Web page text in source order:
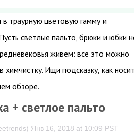
траурную цветовую гамму и
светлые пальто, брюки и юбки
живем: все это можно
Ищи подсказку, как
обзоре.
+ светлое пальто
Янв 16, 2018 at 10:09 PST